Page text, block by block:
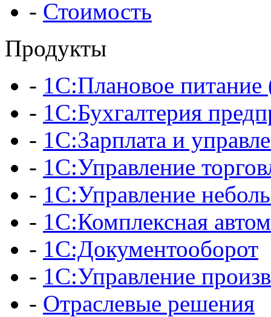
- Стоимость
Продукты
- 1С:Плановое
- 1С:Бухгалтерия
- 1С:Зарплата и
- 1С:Управление
- 1С:Управление
- 1С:Комплексная
- 1С:Документооборот
- 1С:Управление
- Отраслевые решения